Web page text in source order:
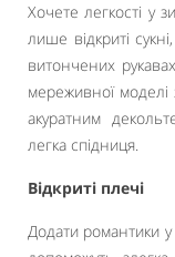
Хочете легкості у
лише відкриті
витончених
мереживної
акуратним
легка спідниця.
Відкриті плечі
Додати романтики